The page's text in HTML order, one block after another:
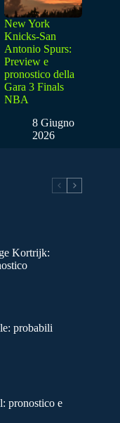
New York
Knicks-San
Antonio Spurs:
Preview e
pronostico della
Gara 3 Finals
NBA
8 Giugno
2026
Kortrijk:
probabili
pronostico e